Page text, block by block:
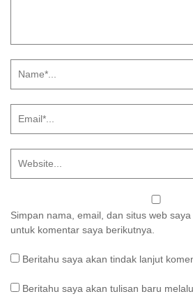
Simpan nama, email, dan situs web
untuk komentar saya berikutnya.
Beritahu saya akan tindak lanjut
Beritahu saya akan tulisan baru